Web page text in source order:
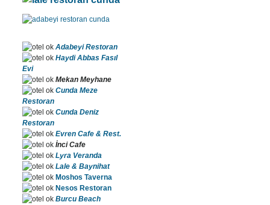
Adabeyi Restoran
Haydi Abbas Fasıl
Evi
Mekan Meyhane
Cunda Meze
Restoran
Cunda Deniz
Restoran
Evren Cafe & Rest.
İnci Cafe
Lyra Veranda
Lale & Baynihat
Moshos Taverna
Nesos Restoran
Burcu Beach